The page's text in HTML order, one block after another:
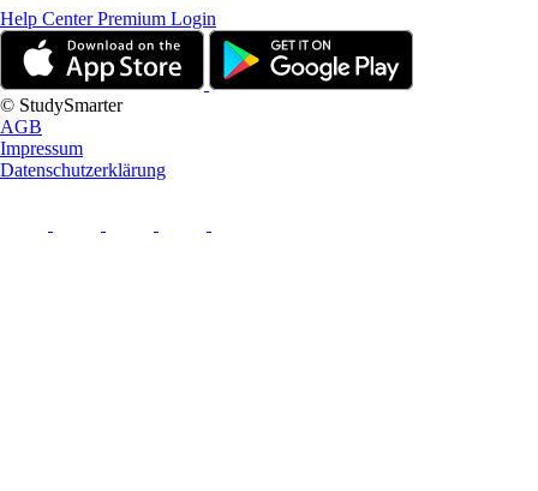
Help CenterPremium Login
© StudySmarter
AGB
Impressum
Datenschutzerklärung